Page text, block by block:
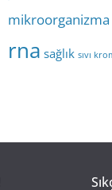
mikroorganizma
rna sağlık sıvı